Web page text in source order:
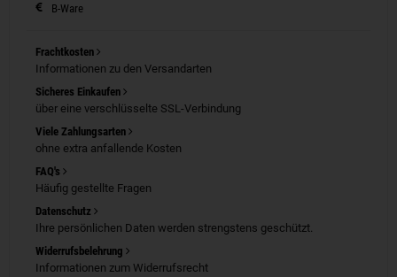
B-Ware
Frachtkosten
Informationen zu den Versandarten
Sicheres Einkaufen
über eine verschlüsselte SSL-Verbindung
Viele Zahlungsarten
ohne extra anfallende Kosten
FAQ's
Häufig gestellte Fragen
Datenschutz
Ihre persönlichen Daten werden strengstens geschützt.
Widerrufsbelehrung
Informationen zum Widerrufsrecht